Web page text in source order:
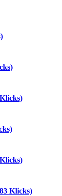
Klicks)